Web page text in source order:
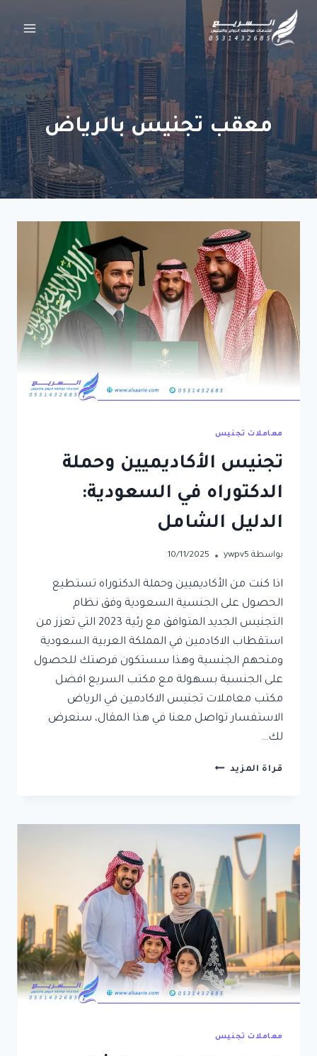
التجاوز
المحتوى
معقب تجنيس بالرياض
معاملات تجنيس
تجنيس الأكاديميين وحملة
الدكتوراه في السعودية:
الدليل الشامل
بواسطة ywpv5
10/11/2025
اذا كنت من الأكاديميين وحملة الدكتوراه تستطيع
الحصول على الجنسية السعودية وفق نظام
التجنيس الجديد المتوافق مع رئية 2023 التي تعزز من
استقطاب الاكادمين في المملكة العربية السعودية
ومنحهم الجنسية وهذا سستكون فرصتك للحصول
على الجنسية بسهولة مع مكتب السريع افضل
مكتب معاملات تجنيس الاكادمين في الرياض
الاستفسار تواصل معنا في هذا المقال، سنعرض
لك…
قراة المزيد تجنيس
في
الدليل
الشامل
معاملات تجنيس